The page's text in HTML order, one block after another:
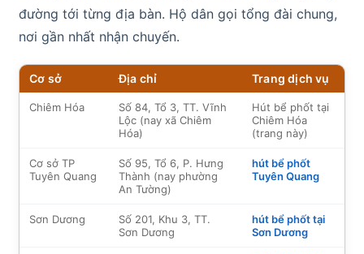
đường tới từng địa bàn. Hộ dân gọi tổng đài chung,
nơi gần nhất nhận chuyến.
Cơ sở Địa chỉ Trang dịch vụ
Chiêm Hóa
Số 84, Tổ 3, TT. Vĩnh
Lộc (nay xã Chiêm
Hóa)
Hút bể phốt tại
Chiêm Hóa
(trang này)
Cơ sở TP
Tuyên Quang
Số 95, Tổ 6, P. Hưng
Thành (nay phường
An Tường)
hút bể phốt
Tuyên Quang
Sơn Dương
Số 201, Khu 3, TT.
Sơn Dương
hút bể phốt tại
Sơn Dương